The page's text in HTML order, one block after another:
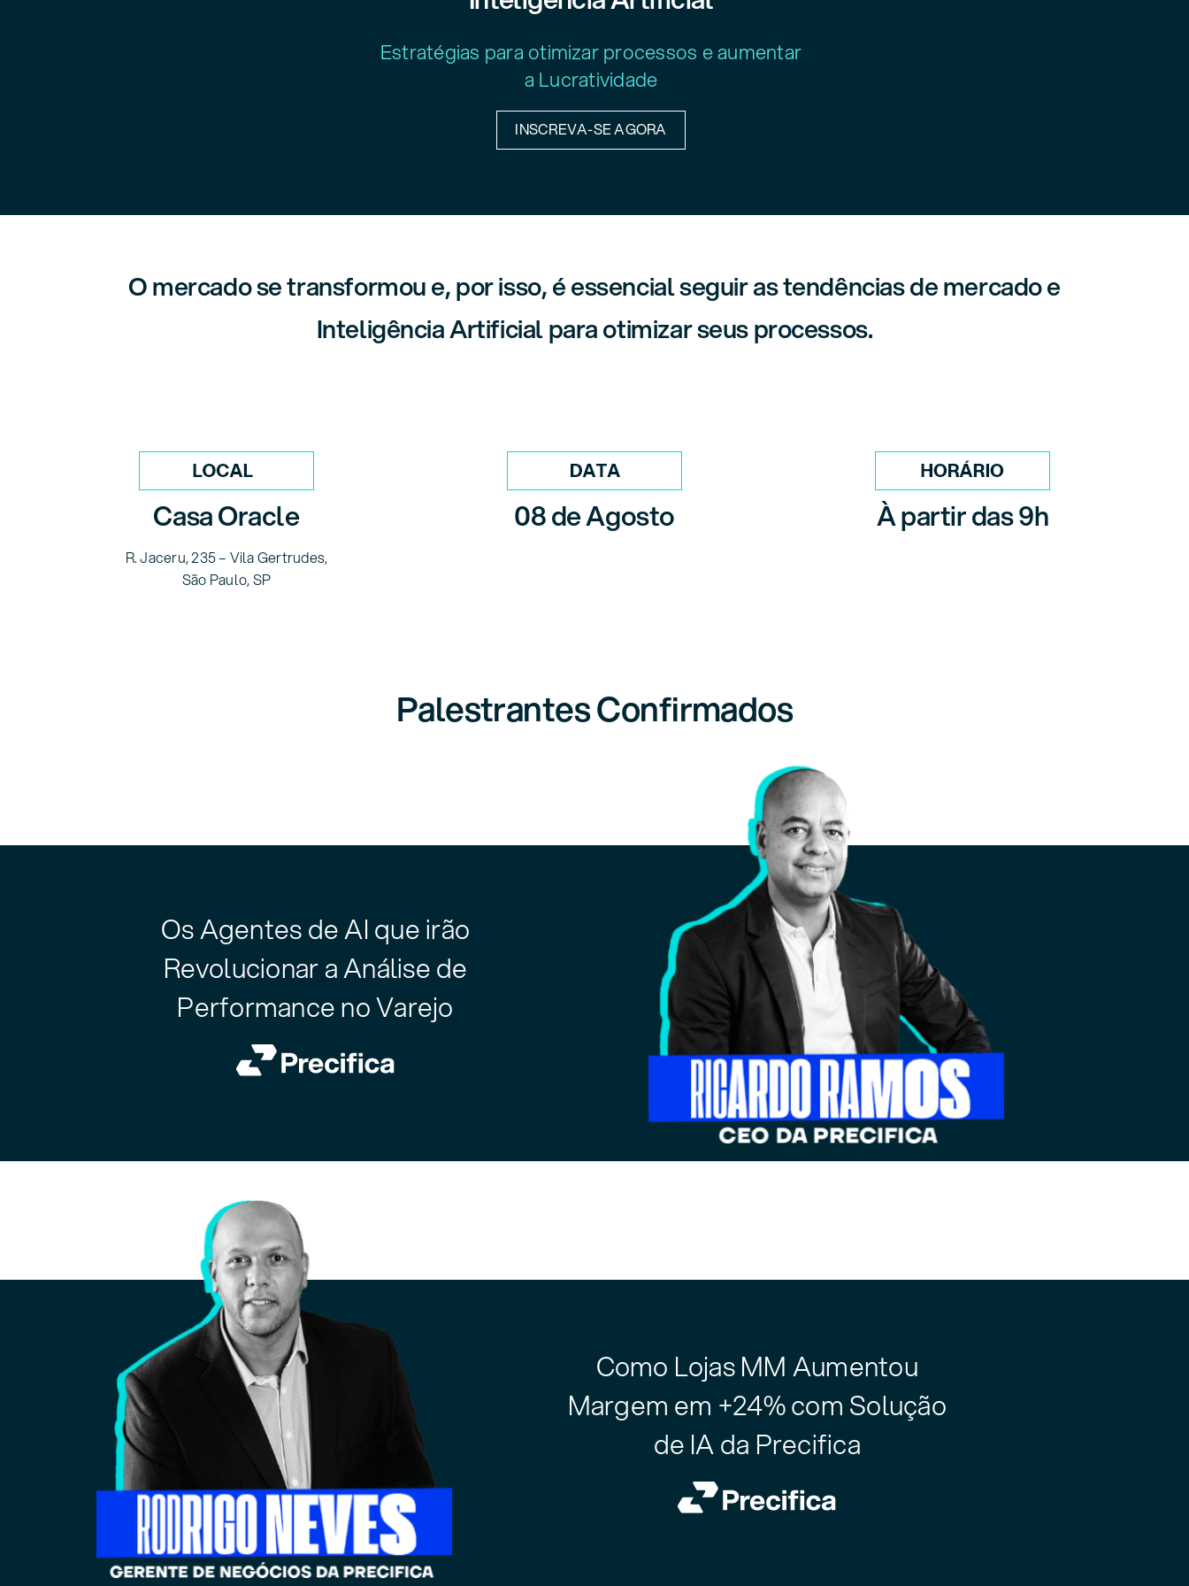
Estratégias para otimizar processos e aumentar
a Lucratividade
INSCREVA-SE AGORA
O mercado se transformou e, por isso, é essencial seguir as tendências de mercado e
Inteligência Artificial para otimizar seus processos.
Casa Oracle
R. Jaceru, 235 – Vila Gertrudes,
São Paulo, SP
08 de Agosto À partir das 9h
Palestrantes Confirmados
Os Agentes de AI que irão
Revolucionar a Análise de
Performance no Varejo
Como Lojas MM Aumentou
Margem em +24% com Solução
de IA da Precifica